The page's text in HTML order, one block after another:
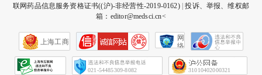
联网药品信息服务资格证书((沪)-非经营性-2019-0162)|投诉、举报、维权邮
箱：editor@medsci.cn<
上海工商
网
络
会
征
021-54485309-8082 31010402000321